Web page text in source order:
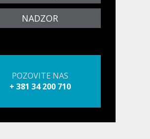
NADZOR
POZOVITE NAS
+ 381 34 200 710